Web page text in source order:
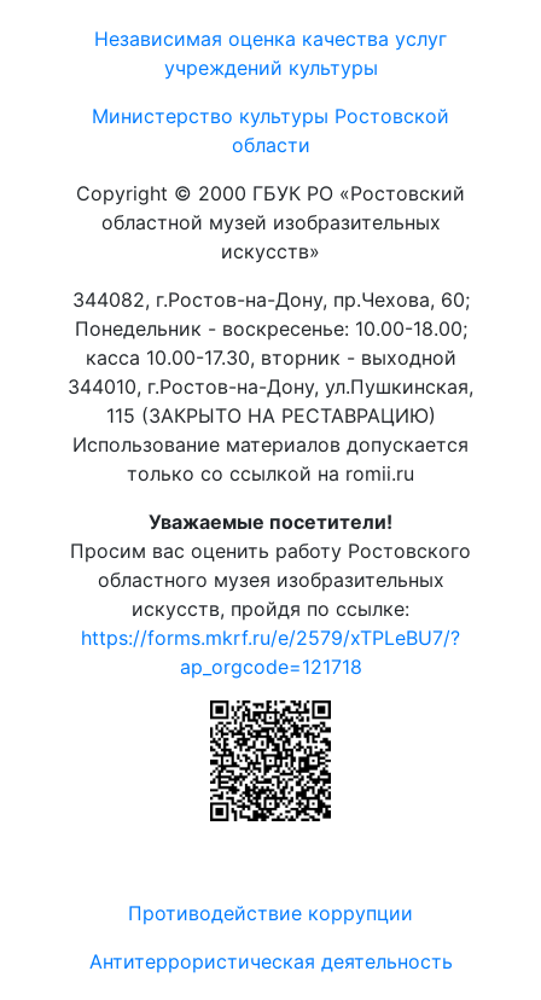
Независимая оценка качества услуг
учреждений культуры
Министерство культуры Ростовской
области
Copyright © 2000 ГБУК РО «Ростовский
областной музей изобразительных
искусств»
344082, г.Ростов-на-Дону, пр.Чехова, 60;
Понедельник - воскресенье: 10.00-18.00;
касса 10.00-17.30, вторник - выходной
344010, г.Ростов-на-Дону, ул.Пушкинская,
115 (ЗАКРЫТО НА РЕСТАВРАЦИЮ)
Использование материалов допускается
только со ссылкой на romii.ru
Уважаемые посетители!
Просим вас оценить работу Ростовского
областного музея изобразительных
искусств, пройдя по ссылке:
https://forms.mkrf.ru/e/2579/xTPLeBU7/?
ap_orgcode=121718
Противодействие коррупции
Антитеррористическая деятельность